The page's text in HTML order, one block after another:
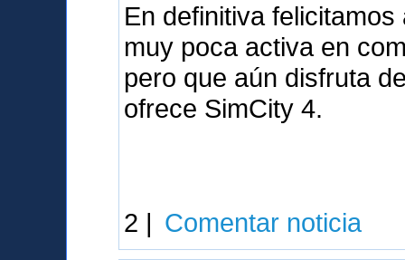
En definitiva
muy poca activa en
pero que aún disfruta
ofrece SimCity 4.
2 | Comentar noticia